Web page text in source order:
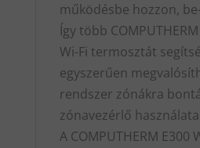
működésbe hozzon,
Így több
Wi-Fi termosztát
egyszerűen
rendszer zónákra
zónavezérlő
A COMPUTHERM